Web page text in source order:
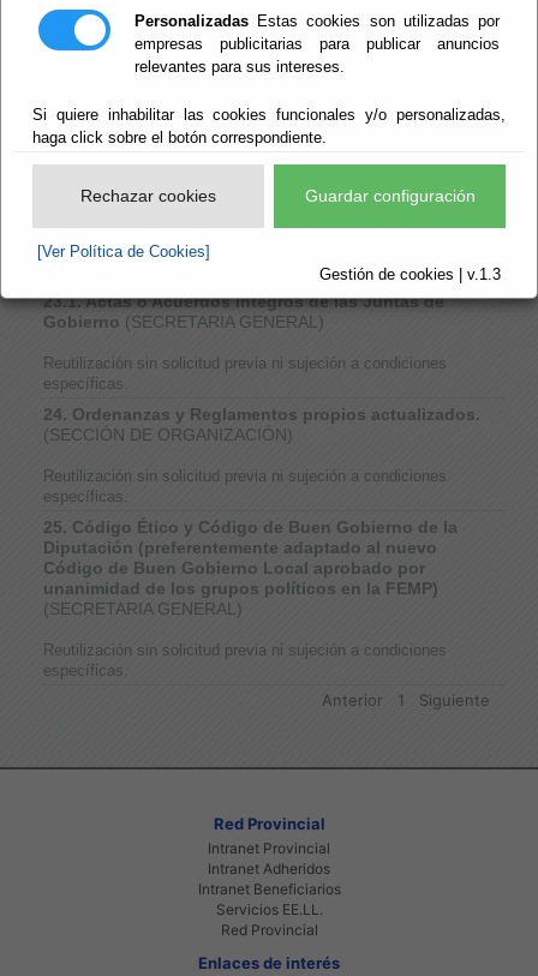
Personalizadas Estas cookies son utilizadas por
empresas publicitarias para publicar anuncios
relevantes para sus intereses.
Si quiere inhabilitar las cookies funcionales y/o personalizadas,
haga click sobre el botón correspondiente.
Rechazar cookies Guardar configuración
[Ver Política de Cookies]
Gestión de cookies | v.1.3
Reutilización sin solicitud previa ni sujeción a condiciones
específicas.
22. Actas o Acuerdos íntegros de los Plenos
Reutilización sin solicitud previa ni sujeción a condiciones
23. Convocatorias de las Juntas de Gobierno
Reutilización sin solicitud previa ni sujeción a condiciones
23.1. Actas o Acuerdos íntegros de las Juntas de
Gobierno (SECRETARIA GENERAL)
Reutilización sin solicitud previa ni sujeción a condiciones
específicas.
24. Ordenanzas y Reglamentos propios actualizados.
(SECCIÓN DE ORGANIZACIÓN)
Reutilización sin solicitud previa ni sujeción a condiciones
específicas.
25. Código Ético y Código de Buen Gobierno de la
Diputación (preferentemente adaptado al nuevo
Código de Buen Gobierno Local aprobado por
unanimidad de los grupos políticos en la FEMP)
(SECRETARIA GENERAL)
Reutilización sin solicitud previa ni sujeción a condiciones
específicas.
Anterior 1 Siguiente
Red Provincial
Intranet Provincial
Intranet Adheridos
Intranet Beneficiarios
Servicios EE.LL.
Red Provincial
Enlaces de interés